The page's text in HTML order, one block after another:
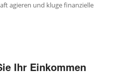
agieren und kluge finanzielle
Ihr Einkommen